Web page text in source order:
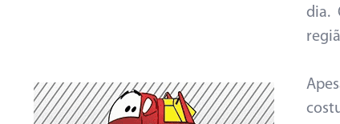
dia.